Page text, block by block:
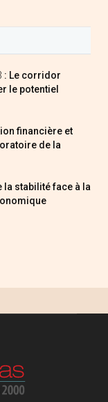
: Le corridor
le potentiel
financière et
de la
la stabilité face à la